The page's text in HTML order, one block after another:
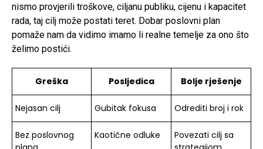
nismo provjerili troškove, ciljanu publiku, cijenu i kapacitet
rada, taj cilj može postati teret. Dobar poslovni plan
pomaže nam da vidimo imamo li realne temelje za ono što
želimo postići.
Greška Posljedica Bolje rješenje
Nejasan cilj Gubitak fokusa Odrediti broj i rok
Bez poslovnog
Kaotične odluke
Povezati cilj sa